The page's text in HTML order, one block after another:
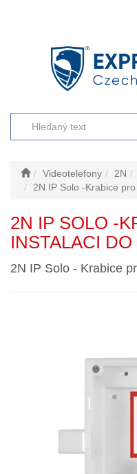
Videotelefony 2N
2N IP Solo -Krabice
2N IP SOLO -
INSTALACI DO
2N IP Solo - Krabice